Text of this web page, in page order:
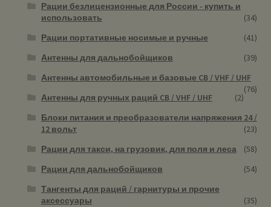
Рации безлицензионные для России - купить и
использовать
(34)
Рации портативные носимые и ручные
(41)
Антенны для дальнобойщиков
(39)
Антенны автомобильные и базовые CB / VHF / UHF
(76)
Антенны для ручных раций CB / VHF / UHF
(2)
Блоки питания и преобразователи напряжения 24 /
12 вольт
(23)
Рации для такси, на грузовик, для поля и леса
(58)
Рации для дальнобойщиков
(54)
Тангенты для раций / гарнитуры и прочие
аксессуары
(35)